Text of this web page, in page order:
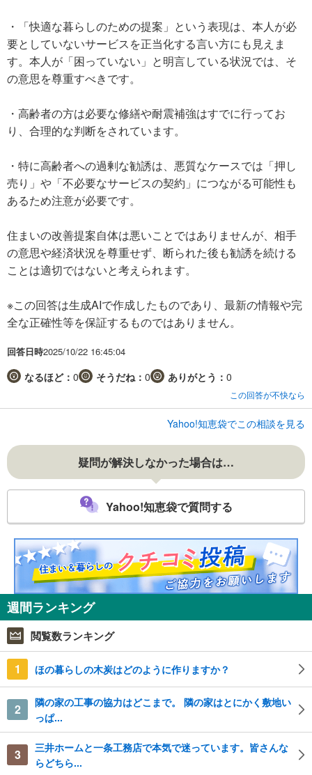
・「快適な暮らしのための提案」という表現は、本人が必
要としていないサービスを正当化する言い方にも見えま
す。本人が「困っていない」と明言している状況では、そ
の意思を尊重すべきです。
・高齢者の方は必要な修繕や耐震補強はすでに行ってお
り、合理的な判断をされています。
・特に高齢者への過剰な勧誘は、悪質なケースでは「押し
売り」や「不必要なサービスの契約」につながる可能性も
あるため注意が必要です。
住まいの改善提案自体は悪いことではありませんが、相手
の意思や経済状況を尊重せず、断られた後も勧誘を続ける
ことは適切ではないと考えられます。
※この回答は生成AIで作成したものであり、最新の情報や完
全な正確性等を保証するものではありません。
回答日時2025/10/22 16:45:04
なるほど： 0 そうだね： 0 ありがとう： 0
この回答が不快なら
Yahoo!知恵袋でこの相談を見る
疑問が解決しなかった場合は…
Yahoo!知恵袋で質問する
週間ランキング
閲覧数ランキング
1 ほの暮らしの木炭はどのように作りますか？
2
隣の家の工事の協力はどこまで。 隣の家はとにかく敷地い
っぱ...
3
三井ホームと一条工務店で本気で迷っています。皆さんな
らどちら...